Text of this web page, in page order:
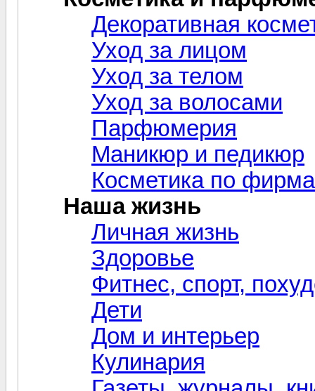
Декоративная
Уход за лицом
Уход за телом
Уход за волосами
Парфюмерия
Маникюр и педикюр
Косметика по
Наша жизнь
Личная жизнь
Здоровье
Фитнес, спорт,
Дети
Дом и интерьер
Кулинария